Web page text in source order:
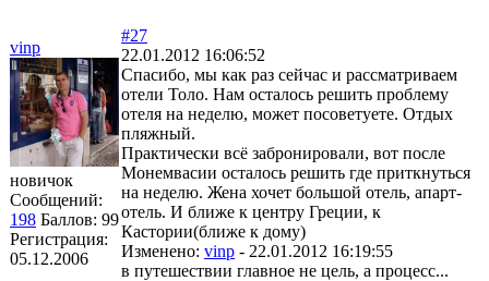
vinp
новичок
Сообщений:
198 Баллов: 99
Регистрация:
05.12.2006
#27
22.01.2012 16:06:52
Спасибо, мы как раз сейчас и рассматриваем
отели Толо. Нам осталось решить проблему
отеля на неделю, может посоветуете. Отдых
пляжный.
Практически всё забронировали, вот после
Монемвасии осталось решить где приткнуться
на неделю. Жена хочет большой отель, апарт-
отель. И ближе к центру Греции, к
Кастории(ближе к дому)
Изменено: vinp - 22.01.2012 16:19:55
в путешествии главное не цель, а процесс...